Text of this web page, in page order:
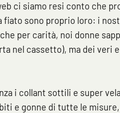
ci siamo resi conto che
sono proprio loro: i
per carità, noi donne
nel cassetto), ma dei veri
i collant sottili e super
e gonne di tutte le